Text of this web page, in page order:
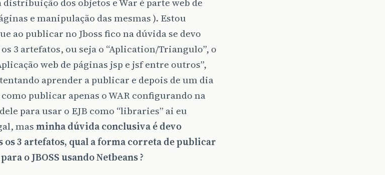
e manipulação das mesmas ). Estou
ao publicar no Jboss fico na dúvida se devo
3 artefatos, ou seja o “Aplication/Triangulo”, o
web de páginas jsp e jsf entre outros”,
aprender a publicar e depois de um dia
publicar apenas o WAR configurando na
para usar o EJB como “libraries” ai eu
masminha dúvida conclusiva é devo
3 artefatos, qual a forma correta de publicar
o JBOSS usando Netbeans ?